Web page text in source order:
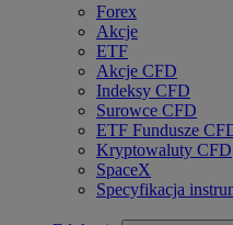
Forex
Akcje
ETF
Akcje CFD
Indeksy CFD
Surowce CFD
ETF Fundusze
Kryptowaluty CFD
SpaceX
Specyfikacja